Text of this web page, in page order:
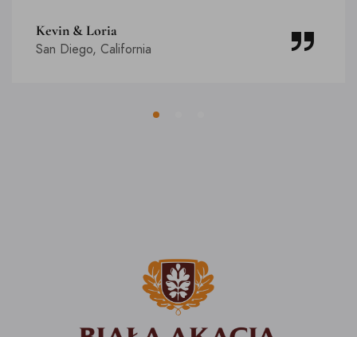
Kevin & Loria
San Diego, California